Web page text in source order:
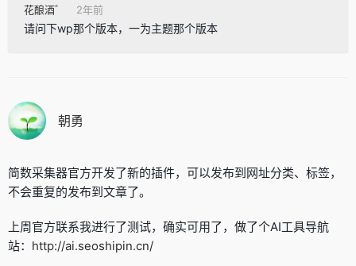
花酿酒゛ 2年前
请问下wp那个版本，一为主题那个版本
朝勇
简数采集器官方开发了新的插件，可以发布到网址分类、标签，
不会重复的发布到文章了。
上周官方联系我进行了测试，确实可用了，做了个AI工具导航
站： http://ai.seoshipin.cn/